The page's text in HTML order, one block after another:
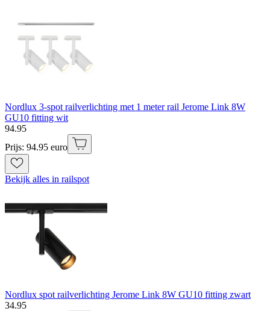
Nordlux 3-spot railverlichting met 1 meter rail Jerome Link 8W
GU10 fitting wit
94.95
Prijs: 94.95 euro
Bekijk alles in railspot
Nordlux spot railverlichting Jerome Link 8W GU10 fitting zwart
34.95